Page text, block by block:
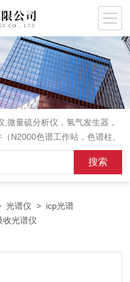
微量硫分析仪，氢气发生器，
N2000色谱工作站，色谱柱、
器，热解析仪，紫外分光光度
光谱仪，分析天平等常规实验
光谱仪 > icp光谱
光谱仪